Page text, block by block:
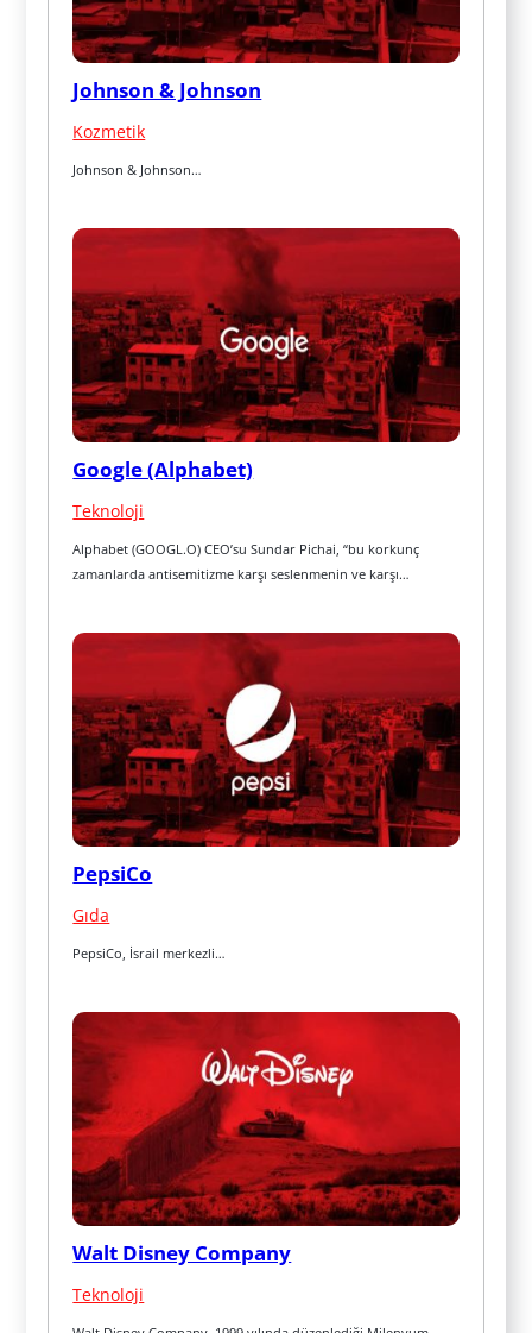
Johnson & Johnson
Kozmetik
Johnson & Johnson…
Google (Alphabet)
Teknoloji
Alphabet (GOOGL.O) CEO’su Sundar Pichai, “bu korkunç
zamanlarda antisemitizme karşı seslenmenin ve karşı…
PepsiCo
Gıda
PepsiCo, İsrail merkezli…
Walt Disney Company
Teknoloji